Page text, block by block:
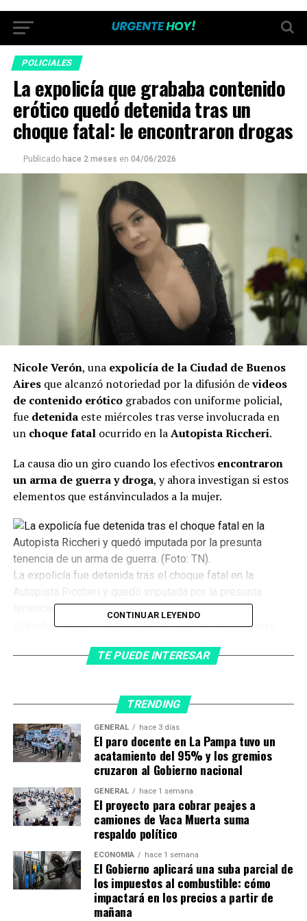
POLICIALES
La expolicía que grababa contenido
erótico quedó detenida tras un
choque fatal: le encontraron drogas
Publicado hace 2 meses en 04/06/2026
Nicole Verón, unaexpolicía de la Ciudad de Buenos
Airesque alcanzó notoriedad por la difusión devideos
de contenido eróticograbados con uniforme policial,
fue detenidaeste miércoles tras verse involucrada en
un choque fatal ocurrido en laAutopista Riccheri.
La causa dio un giro cuando los efectivos encontraron
un arma de guerra y droga, y ahora investigan si estos
elementos que estánvinculados a la mujer.
La expolicía fue detenida tras el choque fatal en la
tenencia de un arma de guerra.
El hecho ocurrió en el kilómetro 23,6 de la Autopista
colisión en cadena entre unaFord Ecosport, unBMWy
la camioneta y salió despedido del vehículo.
Del choque fatal al hallazgo de
un arma en un patrullero
Según la reconstrucción inicial,
la expolicía viajaba
como acompañante en el BMW junto a otras dos
Mientras los efectivos trabajaban en la
asistencia a las víctimas y preservaban la escena del
accidente, detectaron una maniobra sospechosa.
De acuerdo con la acusación, la mujer habría subido a un
móvil de la Policía Federal Argentina y ocultado
CONTINUAR LEYENDO
TE PUEDE INTERESAR
TRENDING
GENERAL hace 3 días
El paro docente en La Pampa tuvo un
acatamiento del 95% y los gremios
cruzaron al Gobierno nacional
GENERAL hace 1 semana
El proyecto para cobrar peajes a
camiones de Vaca Muerta suma
respaldo político
ECONOMÍA hace 1 semana
El Gobierno aplicará una suba parcial de
los impuestos al combustible: cómo
impactará en los precios a partir de
mañana